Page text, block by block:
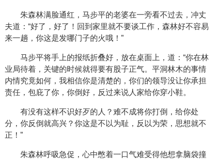
朱森林满脸通红，马步平的老婆在一旁看不过去，冲丈
夫道：“好了，好了！回到家里就不要谈工作，森林好不容易
来一趟，你这是发哪门子的火哦！”
马步平将手上的报纸折叠好，放在桌面上，道：“你在林
业局待着，关键的时候就得要有股子正气。平洞林木的事情
内情究竟如何，我相信你是清楚的，你们的领导没让你承担
责任，包庇了你，你倒好，反过来说人家给你穿小鞋。
有没有这样不识好歹的人？难不成将你打倒，给你处
分，你反倒就高兴？你这是不以为耻，反以为荣，思想就不
正！”
朱森林呼吸急促，心中憋着一口气难受得他想拿脑袋撞